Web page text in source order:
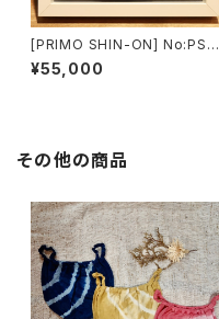
[PRIMO SHIN-ON] No:PS16
017
¥55,000
その他の商品